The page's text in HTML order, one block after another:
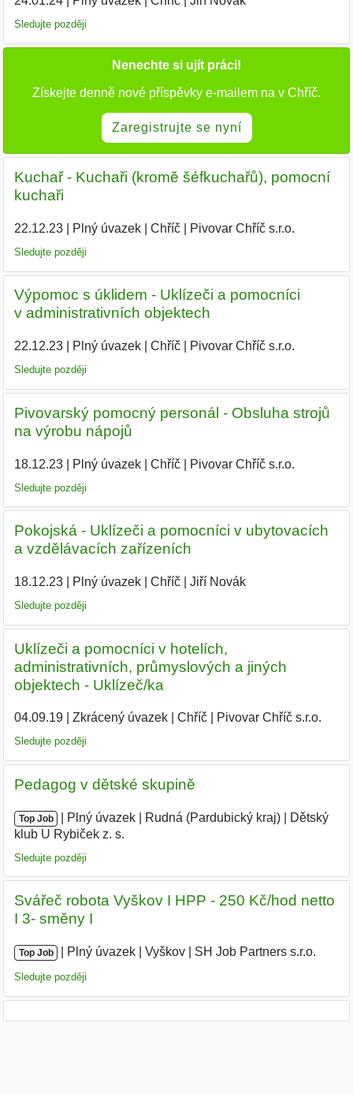
Sledujte později
Nenechte si ujít práci!
Získejte denně nové příspěvky e-mailem na v Chříč.
Zaregistrujte se nyní
Kuchař - Kuchaři (kromě šéfkuchařů), pomocní
kuchaři
22.12.23| Plný úvazek| Chříč| Pivovar Chříč s.r.o.
Sledujte později
Výpomoc s úklidem - Uklízeči a pomocníci
v administrativních objektech
22.12.23| Plný úvazek| Chříč| Pivovar Chříč s.r.o.
Sledujte později
Pivovarský pomocný personál - Obsluha strojů
na výrobu nápojů
18.12.23| Plný úvazek| Chříč| Pivovar Chříč s.r.o.
Sledujte později
Pokojská - Uklízeči a pomocníci v ubytovacích
a vzdělávacích zařízeních
18.12.23| Plný úvazek| Chříč| Jiří Novák|
Sledujte později
Uklízeči a pomocníci v hotelích,
administrativních, průmyslových a jiných
objektech - Uklízeč/ka
04.09.19| Zkrácený úvazek| Chříč| Pivovar Chříč s.r.o.
Sledujte později
Pedagog v dětské skupině
Top Job Plný úvazek Rudná (Pardubický kraj)
Dětský
klub U Rybiček z. s.
Sledujte později
Svářeč robota Vyškov I HPP - 250 Kč/hod netto
I 3- směny I
Top Job Plný úvazek Vyškov SH Job Partners s.r.o.
Sledujte později